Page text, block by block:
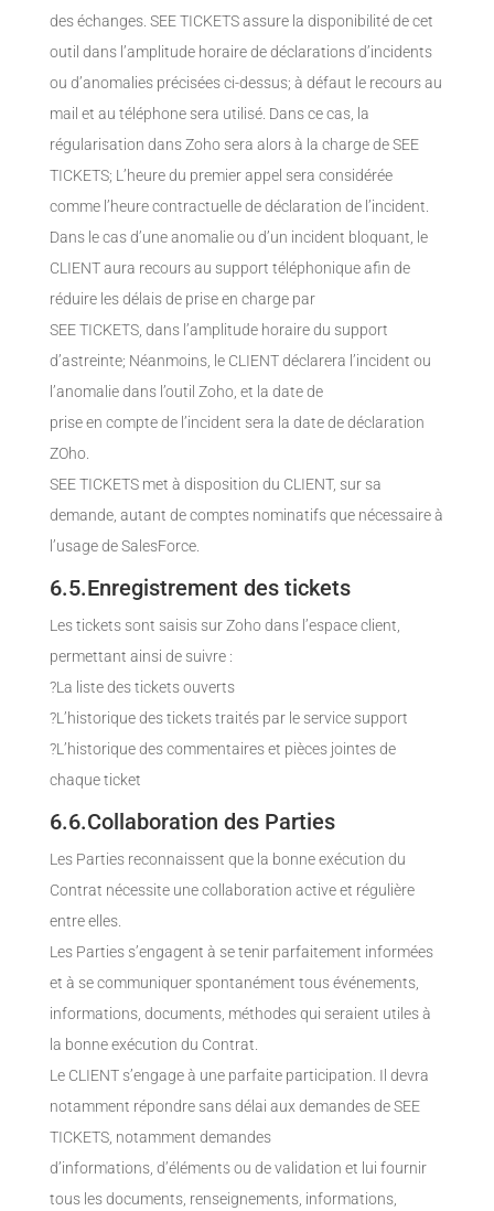
des échanges. SEE TICKETS assure la disponibilité de cet
outil dans l’amplitude horaire de déclarations d’incidents
ou d’anomalies précisées ci-dessus; à défaut le recours au
mail et au téléphone sera utilisé. Dans ce cas, la
régularisation dans Zoho sera alors à la charge de SEE
TICKETS; L’heure du premier appel sera considérée
comme l’heure contractuelle de déclaration de l’incident.
Dans le cas d’une anomalie ou d’un incident bloquant, le
CLIENT aura recours au support téléphonique afin de
réduire les délais de prise en charge par
SEE TICKETS, dans l’amplitude horaire du support
d’astreinte; Néanmoins, le CLIENT déclarera l’incident ou
l’anomalie dans l’outil Zoho, et la date de
prise en compte de l’incident sera la date de déclaration
ZOho.
SEE TICKETS met à disposition du CLIENT, sur sa
demande, autant de comptes nominatifs que nécessaire à
l’usage de SalesForce.
6.5.Enregistrement des tickets
Les tickets sont saisis sur Zoho dans l’espace client,
permettant ainsi de suivre :
?La liste des tickets ouverts
?L’historique des tickets traités par le service support
?L’historique des commentaires et pièces jointes de
chaque ticket
6.6.Collaboration des Parties
Les Parties reconnaissent que la bonne exécution du
Contrat nécessite une collaboration active et régulière
entre elles.
Les Parties s’engagent à se tenir parfaitement informées
et à se communiquer spontanément tous événements,
informations, documents, méthodes qui seraient utiles à
la bonne exécution du Contrat.
Le CLIENT s’engage à une parfaite participation. Il devra
notamment répondre sans délai aux demandes de SEE
TICKETS, notamment demandes
d’informations, d’éléments ou de validation et lui fournir
tous les documents, renseignements, informations,